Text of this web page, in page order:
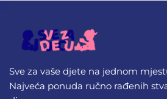
Sve za vaše djete na jednom
Najveća ponuda ručno rađenih